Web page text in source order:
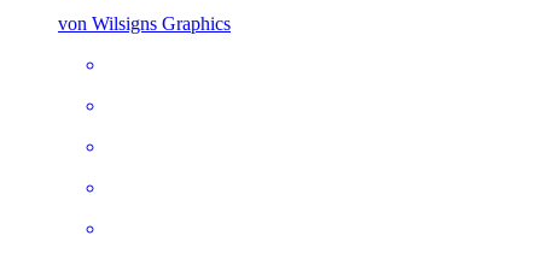
von Wilsigns Graphics